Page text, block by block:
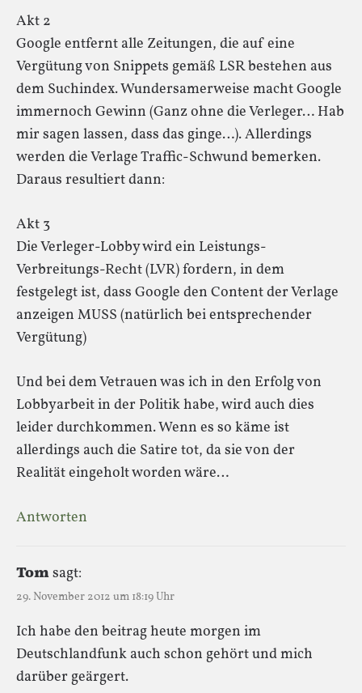
Akt 2
Google entfernt alle Zeitungen, die auf eine
Vergütung von Snippets gemäß LSR bestehen aus
dem Suchindex. Wundersamerweise macht Google
immernoch Gewinn (Ganz ohne die Verleger… Hab
mir sagen lassen, dass das ginge…). Allerdings
werden die Verlage Traffic-Schwund bemerken.
Daraus resultiert dann:
Akt 3
Die Verleger-Lobby wird ein Leistungs-
Verbreitungs-Recht (LVR) fordern, in dem
festgelegt ist, dass Google den Content der Verlage
anzeigen MUSS (natürlich bei entsprechender
Vergütung)
Und bei dem Vetrauen was ich in den Erfolg von
Lobbyarbeit in der Politik habe, wird auch dies
leider durchkommen. Wenn es so käme ist
allerdings auch die Satire tot, da sie von der
Realität eingeholt worden wäre…
Antworten
Tomsagt:
29. November 2012 um 18:19 Uhr
Ich habe den beitrag heute morgen im
Deutschlandfunk auch schon gehört und mich
darüber geärgert.